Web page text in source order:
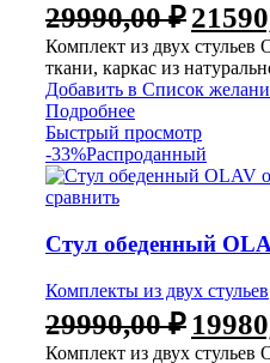
29990,00₽
Комплект из двух стульев
ткани, каркас из
Добавить в Список
Подробнее
Быстрый просмотр
-33%Распроданный
сравнить
Стул обеденный
Комплекты из двух стульев
29990,00₽
Комплект из двух стульев